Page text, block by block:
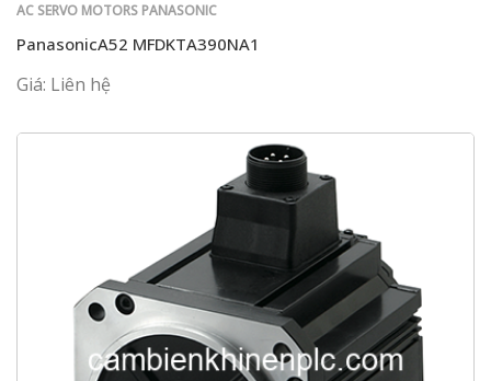
AC SERVO MOTORS PANASONIC
PanasonicA52 MFDKTA390NA1
Giá: Liên hệ